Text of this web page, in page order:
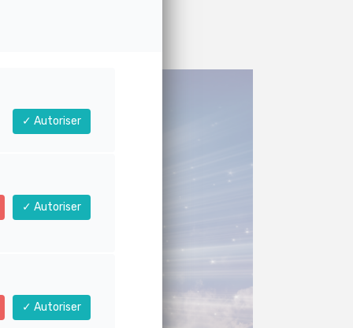
Autoriser
Autoriser
Autoriser